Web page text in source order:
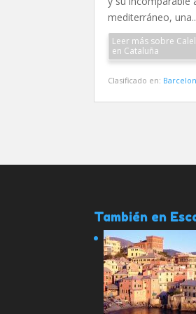
mediterráneo,
Leer más sobre
en Cataluña
Clasificado en:
También en